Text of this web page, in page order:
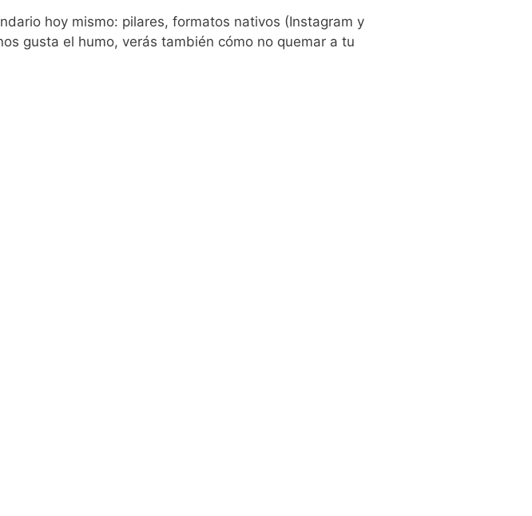
hoy mismo: pilares, formatos nativos (Instagram y
gusta el humo, verás también cómo no quemar a tu